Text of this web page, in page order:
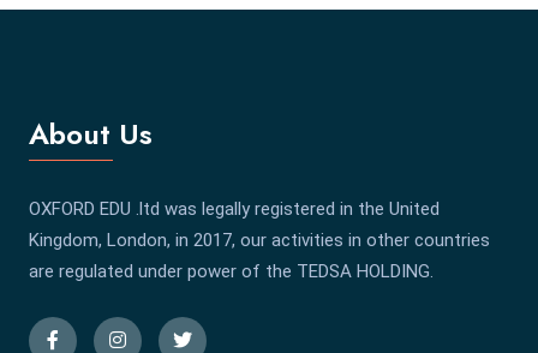
About Us
OXFORD EDU .ltd was legally registered in the United
Kingdom, London, in 2017, our activities in other countries
are regulated under power of the TEDSA HOLDING.